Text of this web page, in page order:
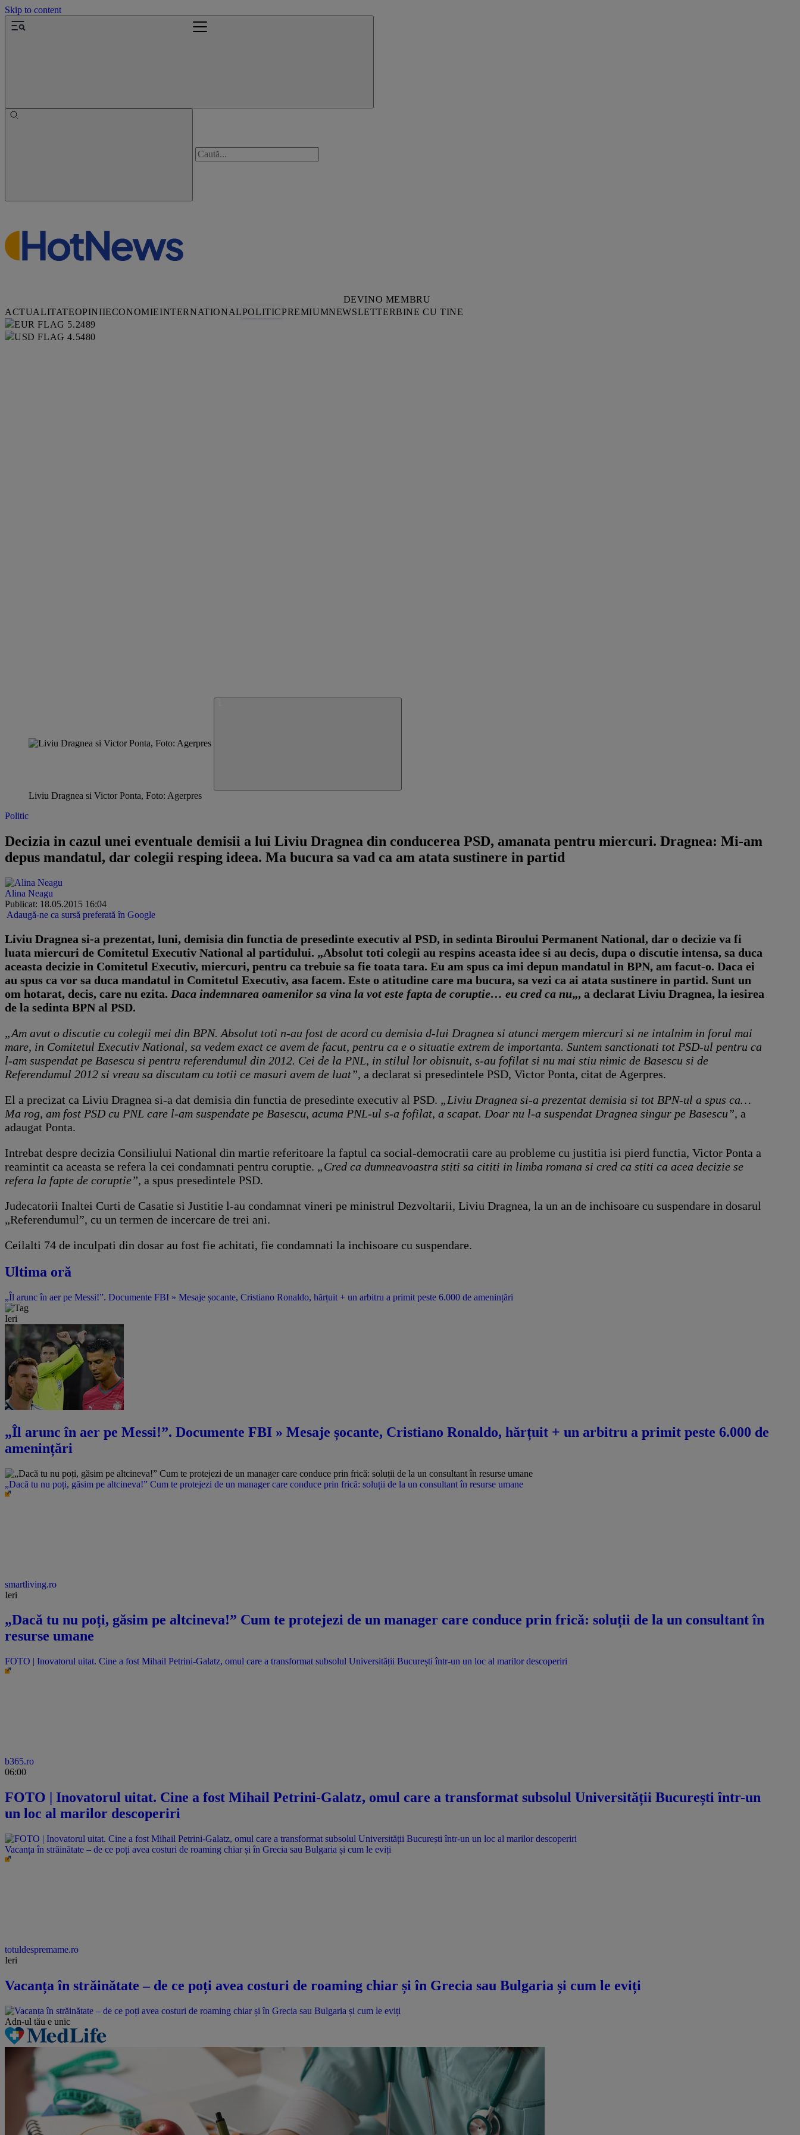
Skip to content
DEVINO MEMBRU
ACTUALITATEOPINIIECONOMIEINTERNATIONALPOLITICPREMIUMNEWSLETTERBINE CU TINE
5.2489
4.5480
Liviu Dragnea si Victor Ponta, Foto: Agerpres
Politic
Decizia in cazul unei eventuale demisii a lui Liviu Dragnea din conducerea PSD, amanata pentru miercuri. Dragnea: Mi-am
depus mandatul, dar colegii resping ideea. Ma bucura sa vad ca am atata sustinere in partid
Alina Neagu
Publicat: 18.05.2015 16:04
Adaugă-ne ca sursă preferată în Google
Liviu Dragnea si-a prezentat, luni, demisia din functia de presedinte executiv al PSD, in sedinta Biroului Permanent National, dar o decizie va fi
luata miercuri de Comitetul Executiv National al partidului. „Absolut toti colegii au respins aceasta idee si au decis, dupa o discutie intensa, sa duca
aceasta decizie in Comitetul Executiv, miercuri, pentru ca trebuie sa fie toata tara. Eu am spus ca imi depun mandatul in BPN, am facut-o. Daca ei
au spus ca vor sa duca mandatul in Comitetul Executiv, asa facem. Este o atitudine care ma bucura, sa vezi ca ai atata sustinere in partid. Sunt un
om hotarat, decis, care nu ezita. Daca indemnarea oamenilor sa vina la vot este fapta de coruptie… eu cred ca nu„, a declarat Liviu Dragnea, la iesirea
de la sedinta BPN al PSD.
„Am avut o discutie cu colegii mei din BPN. Absolut toti n-au fost de acord cu demisia d-lui Dragnea si atunci mergem miercuri si ne intalnim in forul mai
mare, in Comitetul Executiv National, sa vedem exact ce avem de facut, pentru ca e o situatie extrem de importanta. Suntem sanctionati tot PSD-ul pentru ca
l-am suspendat pe Basescu si pentru referendumul din 2012. Cei de la PNL, in stilul lor obisnuit, s-au fofilat si nu mai stiu nimic de Basescu si de
Referendumul 2012 si vreau sa discutam cu totii ce masuri avem de luat”, a declarat si presedintele PSD, Victor Ponta, citat de Agerpres.
El a precizat ca Liviu Dragnea si-a dat demisia din functia de presedinte executiv al PSD. „Liviu Dragnea si-a prezentat demisia si tot BPN-ul a spus ca…
Ma rog, am fost PSD cu PNL care l-am suspendate pe Basescu, acuma PNL-ul s-a fofilat, a scapat. Doar nu l-a suspendat Dragnea singur pe Basescu”, a
adaugat Ponta.
Intrebat despre decizia Consiliului National din martie referitoare la faptul ca social-democratii care au probleme cu justitia isi pierd functia, Victor Ponta a
reamintit ca aceasta se refera la cei condamnati pentru coruptie. „Cred ca dumneavoastra stiti sa cititi in limba romana si cred ca stiti ca acea decizie se
refera la fapte de coruptie”, a spus presedintele PSD.
Judecatorii Inaltei Curti de Casatie si Justitie l-au condamnat vineri pe ministrul Dezvoltarii, Liviu Dragnea, la un an de inchisoare cu suspendare in dosarul
„Referendumul”, cu un termen de incercare de trei ani.
Ceilalti 74 de inculpati din dosar au fost fie achitati, fie condamnati la inchisoare cu suspendare.
Ultima oră
„Îl arunc în aer pe Messi!”. Documente FBI » Mesaje șocante, Cristiano Ronaldo, hărțuit + un arbitru a primit peste 6.000 de amenințări
Ieri
„Îl arunc în aer pe Messi!”. Documente FBI » Mesaje șocante, Cristiano Ronaldo, hărțuit + un arbitru a primit peste 6.000 de
amenințări
„Dacă tu nu poți, găsim pe altcineva!” Cum te protejezi de un manager care conduce prin frică: soluții de la un consultant în resurse umane
smartliving.ro
Ieri
„Dacă tu nu poți, găsim pe altcineva!” Cum te protejezi de un manager care conduce prin frică: soluții de la un consultant în
resurse umane
FOTO | Inovatorul uitat. Cine a fost Mihail Petrini-Galatz, omul care a transformat subsolul Universității București într-un un loc al marilor descoperiri
b365.ro
06:00
FOTO | Inovatorul uitat. Cine a fost Mihail Petrini-Galatz, omul care a transformat subsolul Universității București într-un
un loc al marilor descoperiri
Vacanța în străinătate – de ce poți avea costuri de roaming chiar și în Grecia sau Bulgaria și cum le eviți
totuldespremame.ro
Ieri
Vacanța în străinătate – de ce poți avea costuri de roaming chiar și în Grecia sau Bulgaria și cum le eviți
Adn-ul tău e unic